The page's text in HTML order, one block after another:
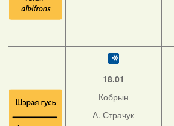
18.01
Кобрын
А. Страчук